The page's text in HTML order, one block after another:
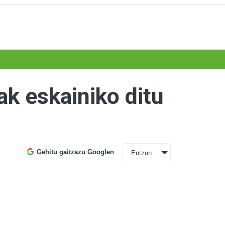
eskainiko ditu
Gehitu gaitzazu Googlen Entzun